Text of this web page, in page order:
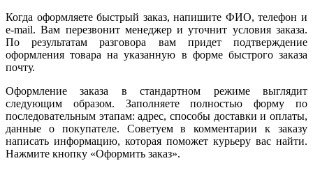
Когда оформляете быстрый заказ, напишите ФИО, телефон и
e-mail. Вам перезвонит менеджер и уточнит условия заказа.
По результатам разговора вам придет подтверждение
оформления товара на указанную в форме быстрого заказа
почту.
Оформление заказа в стандартном режиме выглядит
следующим образом. Заполняете полностью форму по
последовательным этапам: адрес, способы доставки и оплаты,
данные о покупателе. Советуем в комментарии к заказу
написать информацию, которая поможет курьеру вас найти.
Нажмите кнопку «Оформить заказ».